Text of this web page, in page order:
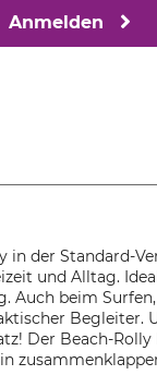
Anmelden
in der Standard-
und Alltag.
Auch beim
Begleiter.
Der Beach-